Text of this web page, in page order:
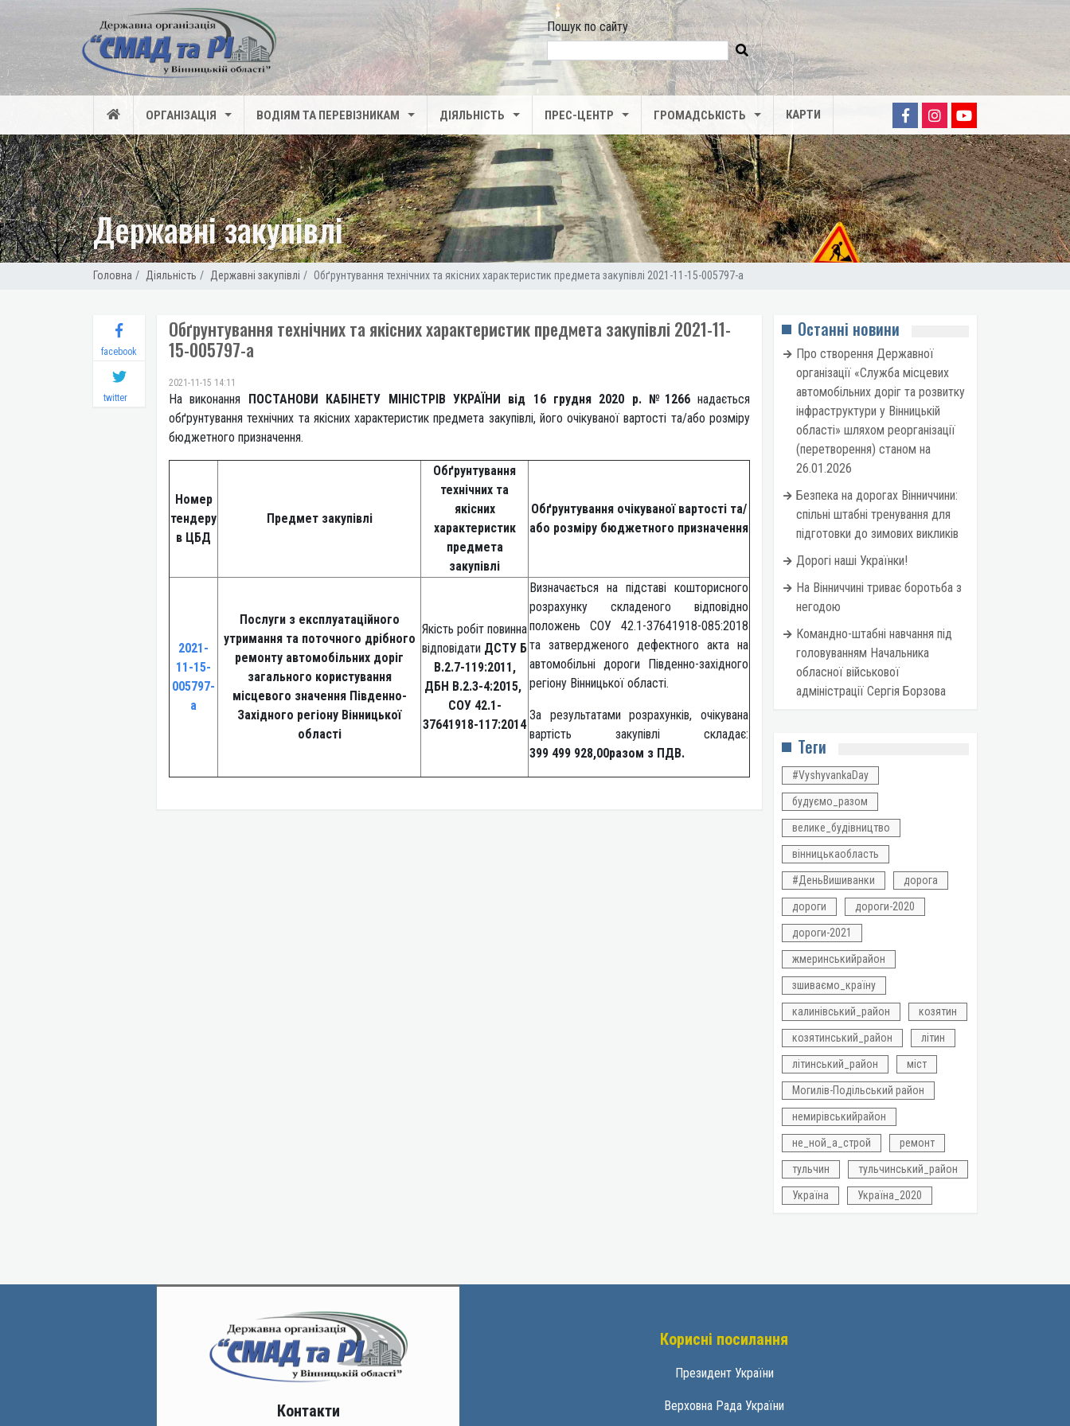
Пошук по сайту
ОРГАНІЗАЦІЯ ВОДІЯМ ТА ПЕРЕВІЗНИКАМ ДІЯЛЬНІСТЬ ПРЕС-ЦЕНТР ГРОМАДСЬКІСТЬ КАРТИ
Головна Діяльність Державні закупівлі Обґрунтування технічних та якісних характеристик предмета закупівлі 2021-11-15-005797-a
Державні закупівлі
Обґрунтування технічних та якісних характеристик предмета закупівлі 2021-11-
15-005797-a
2021-11-15 14:11
На виконання ПОСТАНОВИ КАБІНЕТУ МІНІСТРІВ УКРАЇНИ від 16 грудня 2020 р. №1266надається
обґрунтування технічних та якісних характеристик предмета закупівлі, його очікуваної вартості та/або розміру
бюджетного призначення.
Номер
тендеру
в ЦБД
Предмет закупівлі
Обґрунтування
технічних та
якісних
характеристик
предмета
закупівлі
Обґрунтування очікуваної вартості та/
або розміру бюджетного призначення
2021-
11-15-
005797-
a
Послуги з експлуатаційного
утримання та поточного дрібного
ремонту автомобільних доріг
загального користування
місцевого значення Південно-
Західного регіону Вінницької
області
Якість робіт повинна
відповідати ДСТУ Б
В.2.7-119:2011,
ДБН В.2.3-4:2015,
СОУ 42.1-
37641918-117:2014
Визначається на підставі кошторисного
розрахунку складеного відповідно
положень СОУ 42.1-37641918-085:2018
та затвердженого дефектного акта на
автомобільні дороги Південно-західного
регіону Вінницької області.
За результатами розрахунків, очікувана
вартість закупівлі складає:
399 499 928,00разом з ПДВ.
Останні новини
Про створення Державної
організації «Служба місцевих
автомобільних доріг та розвитку
інфраструктури у Вінницькій
області» шляхом реорганізації
(перетворення) станом на
26.01.2026
Безпека на дорогах Вінниччини:
спільні штабні тренування для
підготовки до зимових викликів
Дорогі наші Українки!
На Вінниччині триває боротьба з
негодою
Командно-штабні навчання під
головуванням Начальника
обласної військової
адміністрації Сергія Борзова
Теги
#VyshyvankaDay
будуємо_разом
велике_будівництво
вінницькаобласть
#ДеньВишиванки дорога
дороги дороги-2020
дороги-2021
жмеринськийрайон
зшиваємо_країну
калинівський_район козятин
козятинський_район літин
літинський_район міст
Могилів-Подільський район
немирівськийрайон
не_ной_а_строй ремонт
тульчин тульчинський_район
Україна Україна_2020
facebook
twitter
Контакти
Корисні посилання
Президент України
Верховна Рада України